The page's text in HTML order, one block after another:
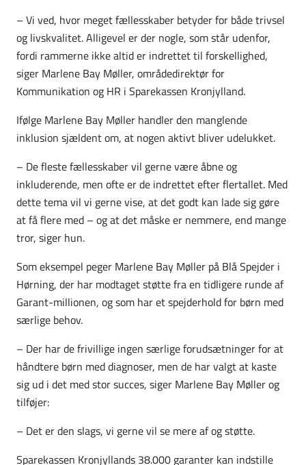
– Vi ved, hvor meget fællesskaber betyder for både trivsel
og livskvalitet. Alligevel er der nogle, som står udenfor,
fordi rammerne ikke altid er indrettet til forskellighed,
siger Marlene Bay Møller, områdedirektør for
Kommunikation og HR i Sparekassen Kronjylland.
Ifølge Marlene Bay Møller handler den manglende
inklusion sjældent om, at nogen aktivt bliver udelukket.
– De fleste fællesskaber vil gerne være åbne og
inkluderende, men ofte er de indrettet efter flertallet. Med
dette tema vil vi gerne vise, at det godt kan lade sig gøre
at få flere med – og at det måske er nemmere, end mange
tror, siger hun.
Som eksempel peger Marlene Bay Møller på Blå Spejder i
Hørning, der har modtaget støtte fra en tidligere runde af
Garant-millionen, og som har et spejderhold for børn med
særlige behov.
– Der har de frivillige ingen særlige forudsætninger for at
håndtere børn med diagnoser, men de har valgt at kaste
sig ud i det med stor succes, siger Marlene Bay Møller og
tilføjer:
– Det er den slags, vi gerne vil se mere af og støtte.
Sparekassen Kronjyllands 38.000 garanter kan indstille